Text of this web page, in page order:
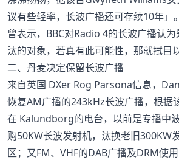
议有些轻率，长波广播还可存续10年」
曾表示，BBC对Radio 4的长波广播认
汰的对象，若真有此可能性，那就拭目
二、丹麦决定保留长波广播
来自英国 DXer Rog Parsona信息，
恢复AM广播的243kHz长波广播，根据
在 Kalundborg的电台，以前是专播中
购50KW长波发射机，汰换老旧300KW
区；又FM、VHF的DAB广播及DRM使